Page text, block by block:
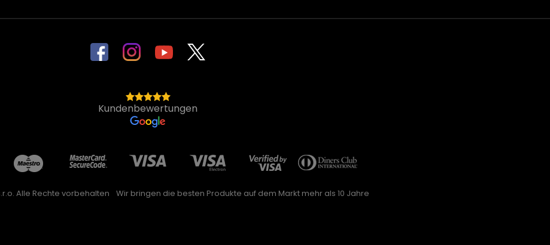
Kundenbewertungen
Alle Rechte vorbehalten Wir bringen die besten Produkte auf dem Markt mehr als 10 Jahre